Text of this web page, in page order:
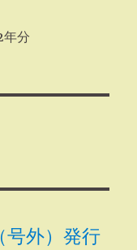
年分
号外）発行